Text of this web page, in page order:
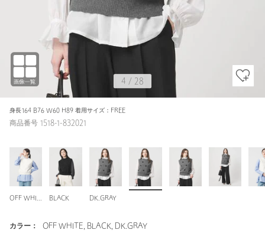
身長164 B76 W60 H89 着用サイズ：FREE
4 / 28
商品番号 1518-1-832021
BLACK DK.GRAY
カラー： OFF WHITE, BLACK, DK.GRAY
OFF WHITE
OFF WHITE / FREE